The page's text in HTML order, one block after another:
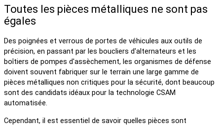
Toutes les pièces métalliques ne sont pas
égales
Des poignées et verrous de portes de véhicules aux outils de
précision, en passant par les boucliers d'alternateurs et les
boîtiers de pompes d'assèchement, les organismes de défense
doivent souvent fabriquer sur le terrain une large gamme de
pièces métalliques non critiques pour la sécurité, dont beaucoup
sont des candidats idéaux pour la technologie CSAM
automatisée.
Cependant, il est essentiel de savoir quelles pièces sont